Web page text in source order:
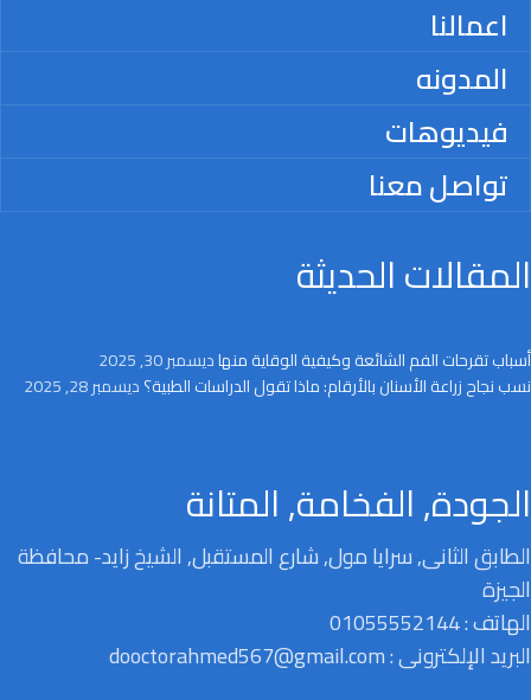
اعمالنا
المدونه
فيديوهات
تواصل معنا
المقالات الحديثة
أسباب تقرحات الفم الشائعة وكيفية الوقاية منهاديسمبر 30, 2025
نسب نجاح زراعة الأسنان بالأرقام: ماذا تقول الدراسات الطبية؟ديسمبر 28, 2025
الجودة, الفخامة, المتانة
الطابق الثانى, سرايا مول, شارع المستقبل, الشيخ زايد- محافظة
الجيزة
الهاتف : 01055552144
البريد الإلكترونى : dooctorahmed567@gmail.com